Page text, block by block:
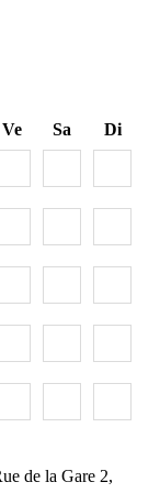
Ve Sa Di
de la Gare 2,